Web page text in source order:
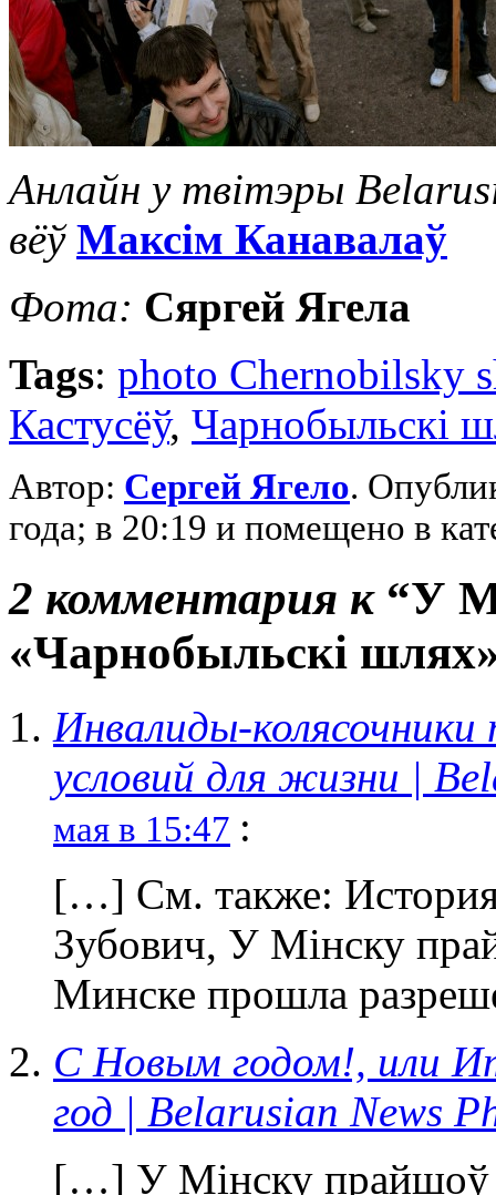
Анлайн у твітэры
вёўМаксім Канавалаў
Фота: Сяргей Ягела
Tags: photo Chernobilsky
Кастусёў, Чарнобыльскі
Автор: Сергей Ягело.
года; в 20:19 и помещено в
2 комментария к “У
«Чарнобыльскі
Инвалиды-
условий для жизни |
мая в 15:47 :
[…] См. также: История
Зубович, У Мінску
Минске прошла
С Новым годом!, или
год | Belarusian News
[…] У Мінску прайшоў